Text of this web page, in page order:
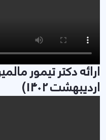
اردیبهشت 1402)